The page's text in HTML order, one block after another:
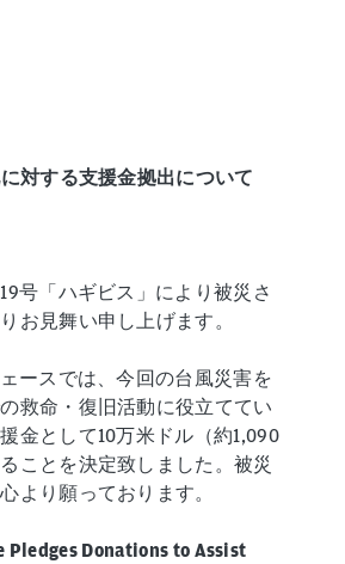
対する支援金拠出について
号「ハギビス」により被災さ
お見舞い申し上げます。
ースでは、今回の台風災害を
救命・復旧活動に役立ててい
金として10万米ドル（約1,090
ことを決定致しました。被災
より願っております。
Pledges Donations to Assist